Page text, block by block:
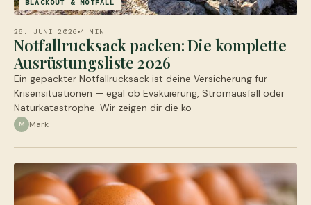
BLACKOUT & NOTFALL
26. JUNI 2026 4 MIN
Notfallrucksack packen: Die komplette
Ausrüstungsliste 2026
Ein gepackter Notfallrucksack ist deine Versicherung für
Krisensituationen — egal ob Evakuierung, Stromausfall oder
Naturkatastrophe. Wir zeigen dir die ko
M Mark